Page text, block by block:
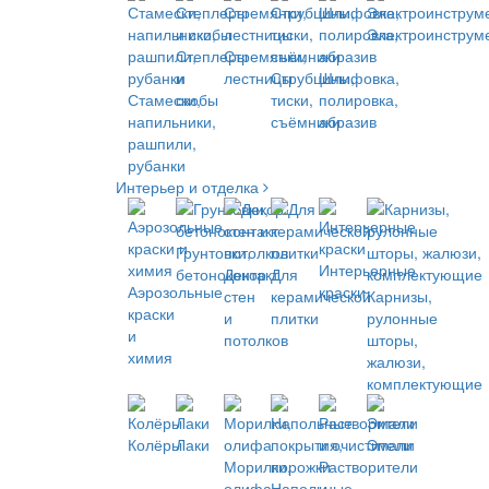
Стамески,
напильники,
рашпили,
рубанки
Степлеры
и
скобы
Стремянки,
лестницыСтрубцины,
тиски,
съёмники
Шлифовка,
полировка,
абразив
Интерьер и отделка
Аэрозольные
краски
и
химия
Грунтовки,
бетоноконтакт
Декор
стен
и
потолков
Для
керамической
плитки
Интерьерные
краскиКарнизы,
рулонные
шторы,
жалюзи,
комплектующие
КолёрыЛаки
Морилки,
Растворители
Эмали